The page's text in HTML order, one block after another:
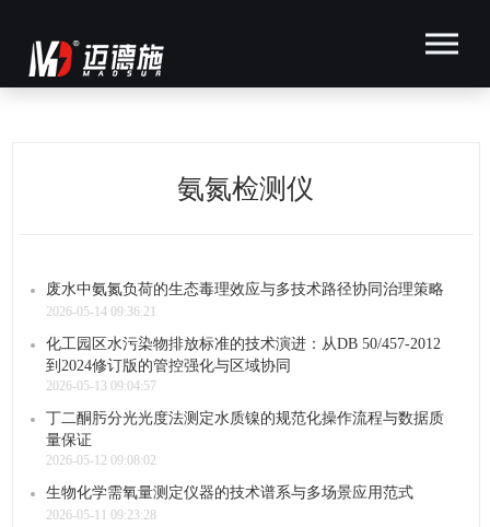
氨氮检测仪
废水中氨氮负荷的生态毒理效应与多技术路径协同治理策略
2026-05-14 09:36:21
化工园区水污染物排放标准的技术演进：从DB 50/457-2012
到2024修订版的管控强化与区域协同
2026-05-13 09:04:57
丁二酮肟分光光度法测定水质镍的规范化操作流程与数据质
量保证
2026-05-12 09:08:02
生物化学需氧量测定仪器的技术谱系与多场景应用范式
2026-05-11 09:23:28